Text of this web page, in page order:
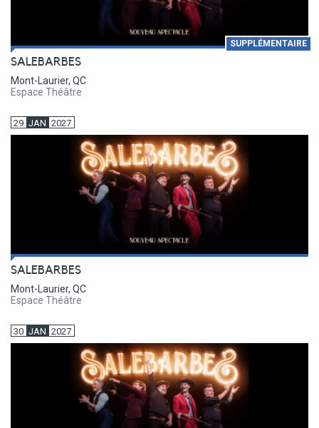
SUPPLÉMENTAIRE
SALEBARBES
Mont-Laurier, QC
Espace Théâtre
29 JAN 2027
SALEBARBES
Mont-Laurier, QC
Espace Théâtre
30 JAN 2027